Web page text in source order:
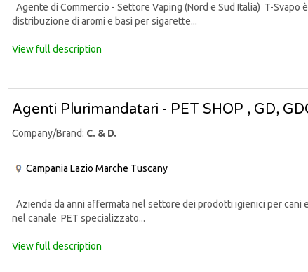
Agente di Commercio - Settore Vaping (Nord e Sud Italia) T-
distribuzione di aromi e basi per sigarette...
View full description
Agenti Plurimandatari - PET SHOP , GD,
Company/Brand: C. & D.
Campania Lazio Marche Tuscany
Azienda da anni affermata nel settore dei prodotti igienici per cani
nel canale PET specializzato...
View full description